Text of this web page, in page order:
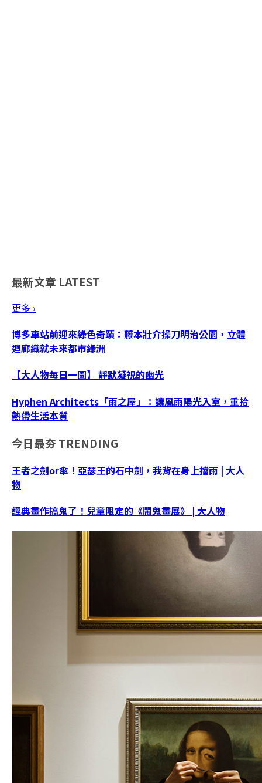
最新文章 LATEST
更多 ›
博多車站前迎來綠色奇蹟：藤本壯介操刀明治公園，立體
迴廊織就未來都市綠洲
【大人物每日一圖】 靜默凝視的幽光
Hyphen Architects「雨之屋」：讓風雨陽光入室，重拾
熱帶生活本質
今日最夯 TRENDING
王者之劍or傘！亞瑟王的石中劍，我背在身上擋雨 | 大人
物
經典畫作搞鬼了！兒童限定的《鬧鬼畫展》 | 大人物